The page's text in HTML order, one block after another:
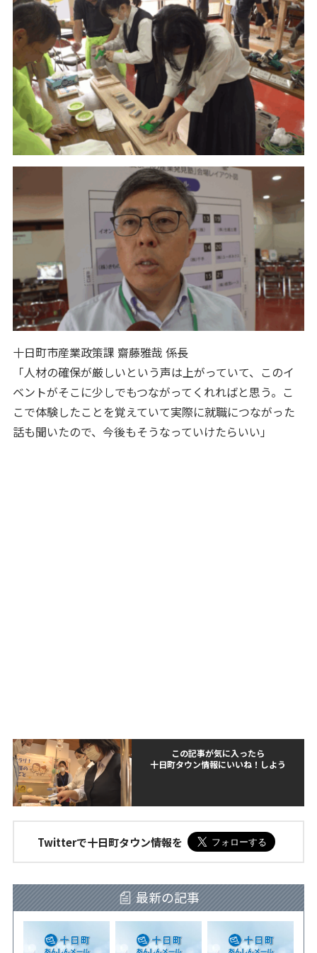
十日町市産業政策課 齋藤雅哉 係長
「人材の確保が厳しいという声は上がっていて、このイ
ベントがそこに少しでもつながってくれればと思う。こ
こで体験したことを覚えていて実際に就職につながった
話も聞いたので、今後もそうなっていけたらいい」
この記事が気に入ったら
十日町タウン情報にいいね！しよう
Twitterで十日町タウン情報を
最新の記事